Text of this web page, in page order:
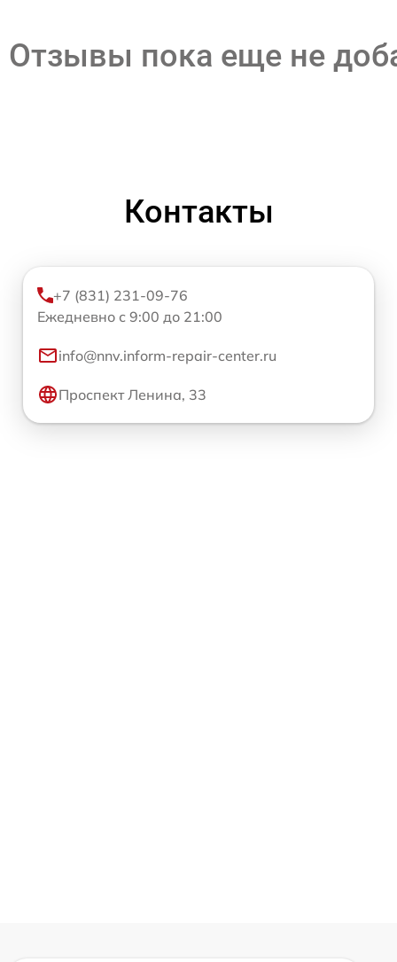
Отзывы пока еще не
Контакты
+7 (831) 231-09-76
Ежедневно с 9:00 до 21:00
info@nnv.inform-repair-center.ru
Проспект Ленина, 33